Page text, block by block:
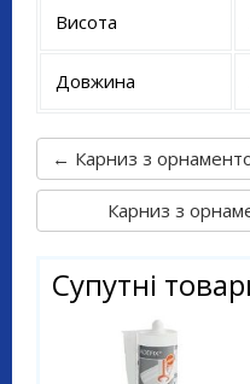
Висота
Довжина
← Карниз з
Карниз з
Супутні